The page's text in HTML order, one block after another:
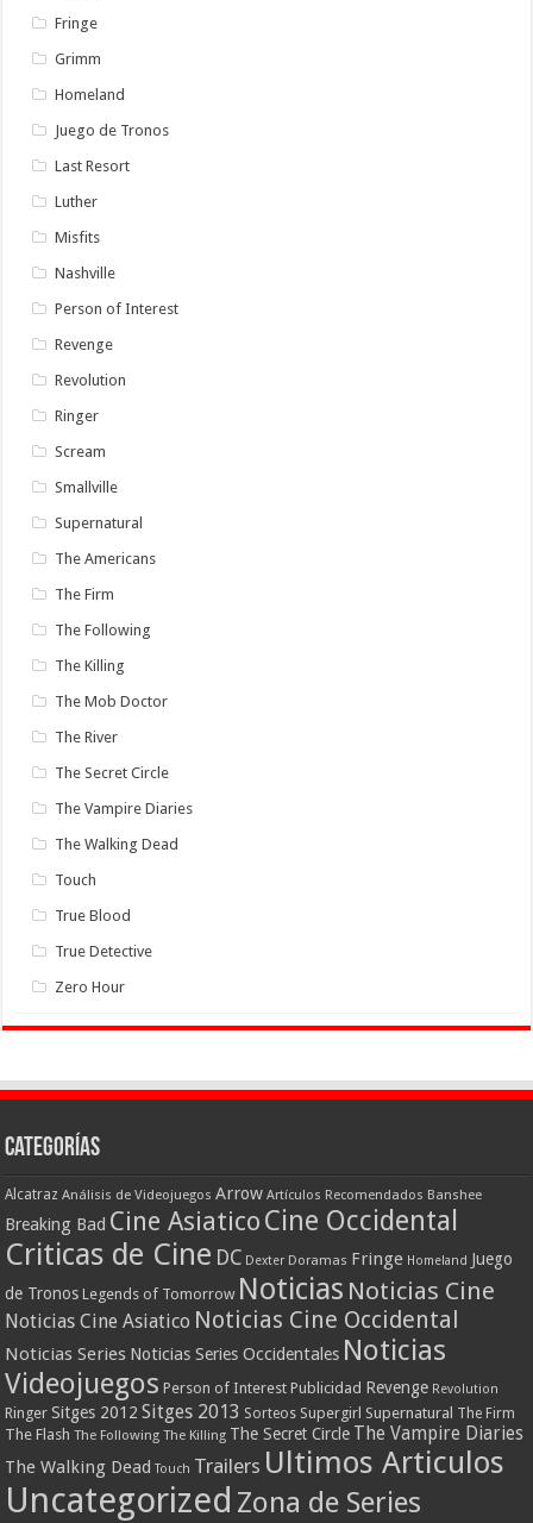
Fringe
Grimm
Homeland
Juego de Tronos
Last Resort
Luther
Misfits
Nashville
Person of Interest
Revenge
Revolution
Ringer
Scream
Smallville
Supernatural
The Americans
The Firm
The Following
The Killing
The Mob Doctor
The River
The Secret Circle
The Vampire Diaries
The Walking Dead
Touch
True Blood
True Detective
Zero Hour
Categorías
Alcatraz Análisis de Videojuegos Arrow Artículos Recomendados Banshee
Breaking Bad Cine AsiaticoCine Occidental
Criticas de Cine DC Dexter Doramas Fringe Homeland Juego
de Tronos Legends of Tomorrow Noticias Noticias Cine
Noticias Cine Asiatico Noticias Cine Occidental
Noticias Series Noticias Series Occidentales Noticias
Videojuegos Person of Interest Publicidad Revenge Revolution
Ringer Sitges 2012 Sitges 2013 Sorteos Supergirl Supernatural The Firm
The Flash The Following The Killing The Secret Circle The Vampire Diaries
The Walking Dead Touch Trailers Ultimos Articulos
Uncategorized Zona de Series